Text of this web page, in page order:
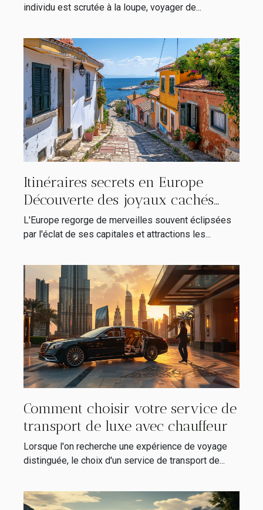
individu est scrutée à la loupe, voyager de...
Itinéraires secrets en Europe
Découverte des joyaux cachés
loin des foules
L'Europe regorge de merveilles souvent éclipsées
par l'éclat de ses capitales et attractions les...
Comment choisir votre service de
transport de luxe avec chauffeur
Lorsque l'on recherche une expérience de voyage
distinguée, le choix d'un service de transport de...